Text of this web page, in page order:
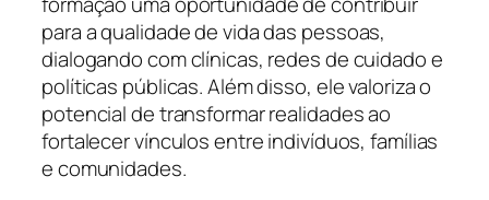
para a qualidade de vida das pessoas,
dialogando com clínicas, redes de cuidado e
políticas públicas. Além disso, ele valoriza o
potencial de transformar realidades ao
fortalecer vínculos entre indivíduos, famílias
e comunidades.